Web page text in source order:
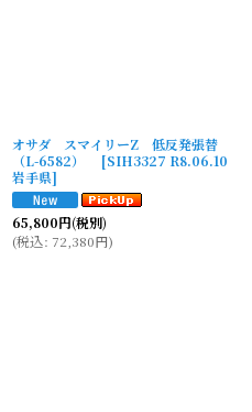
オサダ スマイリーZ 低反発張替
（L-6582）
[SIH3327 R8.06.10
岩手県]
65,800円(税別)
(税込: 72,380円)